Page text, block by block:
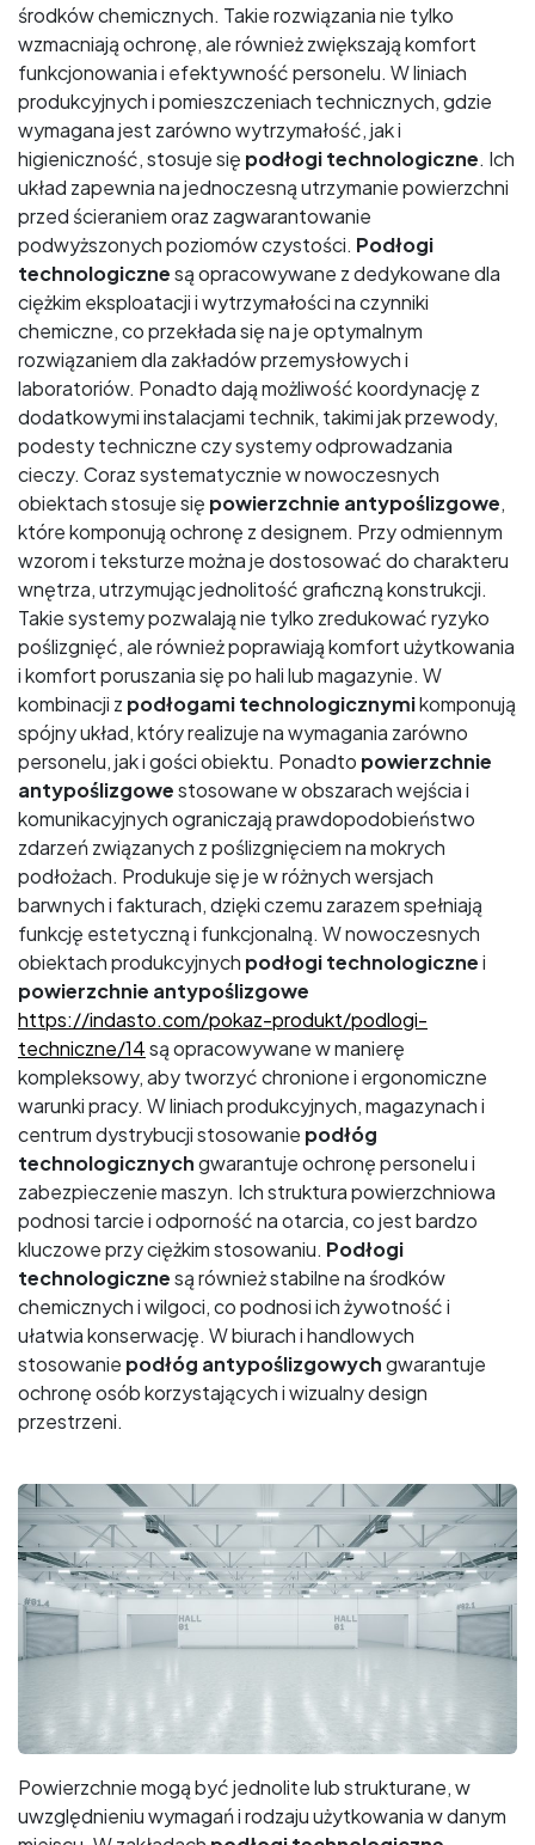
środków chemicznych. Takie rozwiązania nie tylko
wzmacniają ochronę, ale również zwiększają komfort
funkcjonowania i efektywność personelu. W liniach
produkcyjnych i pomieszczeniach technicznych, gdzie
wymagana jest zarówno wytrzymałość, jak i
higieniczność, stosuje się podłogi technologiczne. Ich
układ zapewnia na jednoczesną utrzymanie powierzchni
przed ścieraniem oraz zagwarantowanie
podwyższonych poziomów czystości. Podłogi
technologicznesą opracowywane z dedykowane dla
ciężkim eksploatacji i wytrzymałości na czynniki
chemiczne, co przekłada się na je optymalnym
rozwiązaniem dla zakładów przemysłowych i
laboratoriów. Ponadto dają możliwość koordynację z
dodatkowymi instalacjami technik, takimi jak przewody,
podesty techniczne czy systemy odprowadzania
cieczy. Coraz systematycznie w nowoczesnych
obiektach stosuje się powierzchnie antypoślizgowe,
które komponują ochronę z designem. Przy odmiennym
wzorom i teksturze można je dostosować do charakteru
wnętrza, utrzymując jednolitość graficzną konstrukcji.
Takie systemy pozwalają nie tylko zredukować ryzyko
poślizgnięć, ale również poprawiają komfort użytkowania
i komfort poruszania się po hali lub magazynie. W
kombinacji z podłogami technologicznymikomponują
spójny układ, który realizuje na wymagania zarówno
personelu, jak i gości obiektu. Ponadto powierzchnie
antypoślizgowestosowane w obszarach wejścia i
komunikacyjnych ograniczają prawdopodobieństwo
zdarzeń związanych z poślizgnięciem na mokrych
podłożach. Produkuje się je w różnych wersjach
barwnych i fakturach, dzięki czemu zarazem spełniają
funkcję estetyczną i funkcjonalną. W nowoczesnych
obiektach produkcyjnych podłogi technologicznei
powierzchnie antypoślizgowe
https://indasto.com/pokaz-produkt/podlogi-
techniczne/14są opracowywane w manierę
kompleksowy, aby tworzyć chronione i ergonomiczne
warunki pracy. W liniach produkcyjnych, magazynach i
centrum dystrybucji stosowanie podłóg
technologicznychgwarantuje ochronę personelu i
zabezpieczenie maszyn. Ich struktura powierzchniowa
podnosi tarcie i odporność na otarcia, co jest bardzo
kluczowe przy ciężkim stosowaniu. Podłogi
technologicznesą również stabilne na środków
chemicznych i wilgoci, co podnosi ich żywotność i
ułatwia konserwację. W biurach i handlowych
stosowanie podłóg antypoślizgowychgwarantuje
ochronę osób korzystających i wizualny design
przestrzeni.
Powierzchnie mogą być jednolite lub strukturane, w
uwzględnieniu wymagań i rodzaju użytkowania w danym